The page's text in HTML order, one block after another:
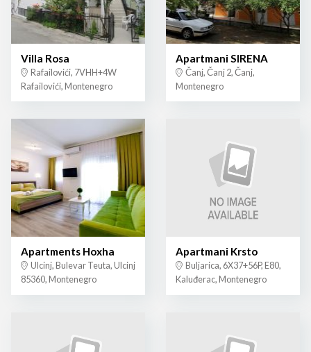
Villa Rosa
Rafailovići, 7VHH+4W
Rafailovići, Montenegro
Apartmani SIRENA
Čanj, Čanj 2, Čanj,
Montenegro
Apartments Hoxha
Ulcinj, Bulevar Teuta, Ulcinj
85360, Montenegro
Apartmani Krsto
Buljarica, 6X37+56P, E80,
Kaluđerac, Montenegro